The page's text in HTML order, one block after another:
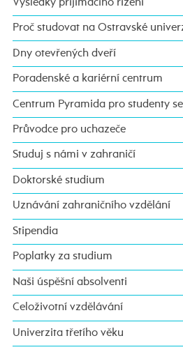
Výsledky přijímacího řízení
Proč studovat na Ostravské
Dny otevřených dveří
Poradenské a kariérní centrum
Centrum Pyramida pro studenty
Průvodce pro uchazeče
Studuj s námi v zahraničí
Doktorské studium
Uznávání zahraničního vzdělání
Stipendia
Poplatky za studium
Naši úspěšní absolventi
Celoživotní vzdělávání
Univerzita třetího věku